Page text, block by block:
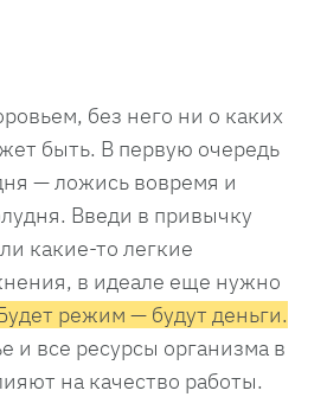
без него ни о каких
быть. В первую очередь
— ложись вовремя и
Введи в привычку
какие-то легкие
в идеале еще нужно
режим — будут деньги.
и все ресурсы организма в
на качество работы.